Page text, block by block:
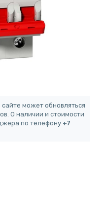
может обновляться
О наличии и стоимости
по телефону +7